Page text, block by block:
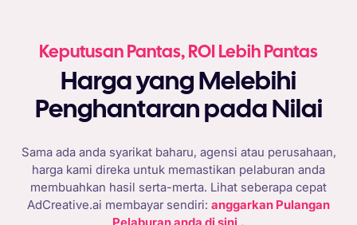
Keputusan Pantas, ROI Lebih Pantas
Harga yang Melebihi
Penghantaran pada Nilai
Sama ada anda syarikat baharu, agensi atau perusahaan,
harga kami direka untuk memastikan pelaburan anda
membuahkan hasil serta-merta. Lihat seberapa cepat
AdCreative.ai membayar sendiri: anggarkan Pulangan
Pelaburan anda di sini .